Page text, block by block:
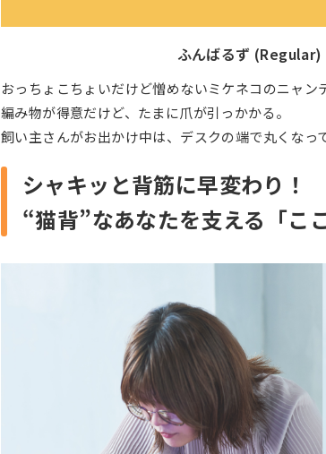
ふんばるず
おっちょこちょいだけど憎めないミケネコのニャン
編み物が得意だけど、たまに爪が引っかかる。
飼い主さんがお出かけ中は、デスクの端で丸くなっ
シャキッと背筋に早変わり！
“猫背”なあなたを支える「こ